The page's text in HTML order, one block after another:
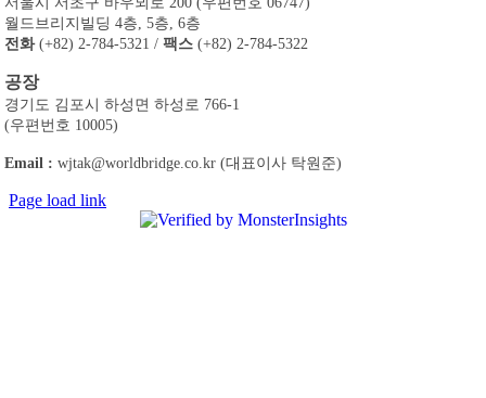
월드브리지빌딩 4층, 5층, 6층
전화(+82) 2-784-5321 / 팩스 (+82) 2-784-5322​
공장
경기도 김포시 하성면 하성로 766-1
(우편번호 10005)
Email : wjtak@worldbridge.co.kr (대표이사 탁원준)
Page load link